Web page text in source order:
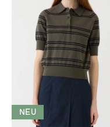
NEU